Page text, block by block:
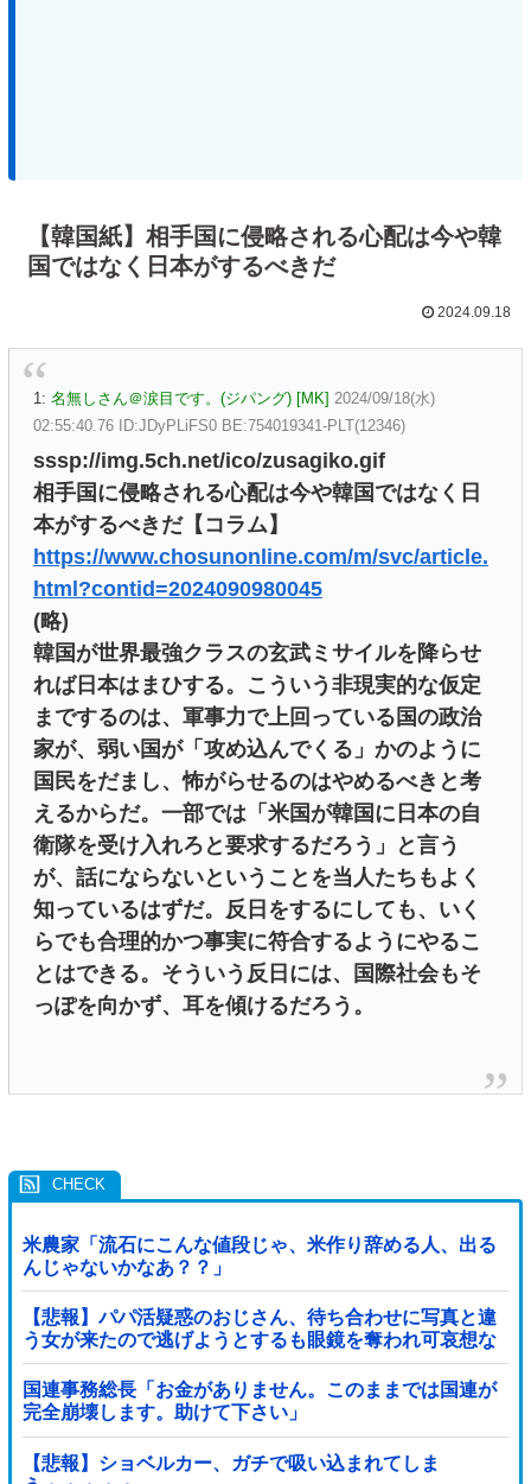
【韓国紙】相手国に侵略される心配は今や韓
国ではなく日本がするべきだ
2024.09.18
1: 名無しさん＠涙目です。(ジパング) [MK] 2024/09/18(水)
02:55:40.76 ID:JDyPLiFS0 BE:754019341-PLT(12346)
sssp://img.5ch.net/ico/zusagiko.gif
相手国に侵略される心配は今や韓国ではなく日
本がするべきだ【コラム】
https://www.chosunonline.com/m/svc/article.
html?contid=2024090980045
(略)
韓国が世界最強クラスの玄武ミサイルを降らせ
れば日本はまひする。こういう非現実的な仮定
までするのは、軍事力で上回っている国の政治
家が、弱い国が「攻め込んでくる」かのように
国民をだまし、怖がらせるのはやめるべきと考
えるからだ。一部では「米国が韓国に日本の自
衛隊を受け入れろと要求するだろう」と言う
が、話にならないということを当人たちもよく
知っているはずだ。反日をするにしても、いく
らでも合理的かつ事実に符合するようにやるこ
とはできる。そういう反日には、国際社会もそ
っぽを向かず、耳を傾けるだろう。
米農家「流石にこんな値段じゃ、米作り辞める人、出る
んじゃないかなあ？？」
【悲報】パパ活疑惑のおじさん、待ち合わせに写真と違
う女が来たので逃げようとするも眼鏡を奪われ可哀想な
ことになっているところを激写されてしまう…
国連事務総長「お金がありません。このままでは国連が
完全崩壊します。助けて下さい」
【悲報】ショベルカー、ガチで吸い込まれてしま